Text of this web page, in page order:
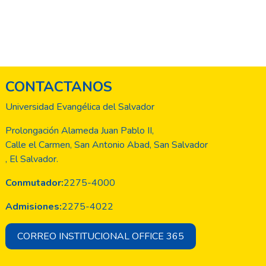
CONTACTANOS
Universidad Evangélica del Salvador
Prolongación Alameda Juan Pablo II,
Calle el Carmen, San Antonio Abad, San Salvador
, El Salvador.
Conmutador:2275-4000
Admisiones:2275-4022
CORREO INSTITUCIONAL OFFICE 365